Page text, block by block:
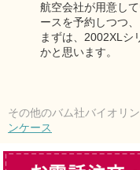
航空会社が用意し
ースを予約しつつ、
まずは、2002XLシ
かと思います。
その他のバム社バイオリ
ンケース